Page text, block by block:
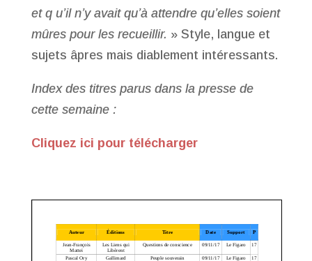
et q u’il n’y avait qu’à attendre qu’elles soient
mûres pour les recueillir. » Style, langue et
sujets âpres mais diablement intéressants.
Index des titres parus dans la presse de
cette semaine :
Cliquez ici pour télécharger